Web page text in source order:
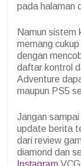
pada halaman
Namun sistem
memang
dengan
daftar kontrol
Adventure
maupun PS5
Jangan
update berita
dari review
diamond dan
Instagram